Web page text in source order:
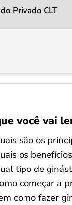
Privado CLT
você vai
são os
os
tipo de
começar a
como fazer